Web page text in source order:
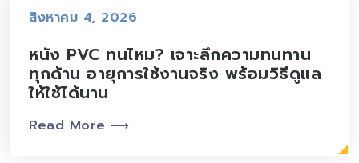
สิงหาคม 4, 2026
หนัง PVC ทนไหม? เจาะลึกความทนทาน
ทุกด้าน อายุการใช้งานจริง พร้อมวิธีดูแล
ให้ใช้ได้นาน
Read More ⟶